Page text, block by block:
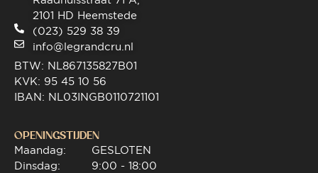
2101 HD Heemstede
(023) 529 38 39
info@legrandcru.nl
BTW: NL867135827B01
KVK: 95 45 10 56
IBAN: NL03INGB0110721101
OPENINGSTIJDEN
Maandag:
Dinsdag:
GESLOTEN
9:00 - 18:00